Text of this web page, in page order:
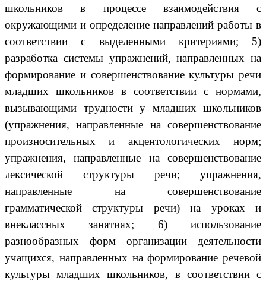
школьников в процессе взаимодействия с
окружающими и определение направлений работы в
соответствии с выделенными критериями; 5)
разработка системы упражнений, направленных на
формирование и совершенствование культуры речи
младших школьников в соответствии с нормами,
вызывающими трудности у младших школьников
(упражнения, направленные на совершенствование
произносительных и акцентологических норм;
упражнения, направленные на совершенствование
лексической структуры речи; упражнения,
направленные на совершенствование
грамматической структуры речи) на уроках и
внеклассных занятиях; 6) использование
разнообразных форм организации деятельности
учащихся, направленных на формирование речевой
культуры младших школьников, в соответствии с